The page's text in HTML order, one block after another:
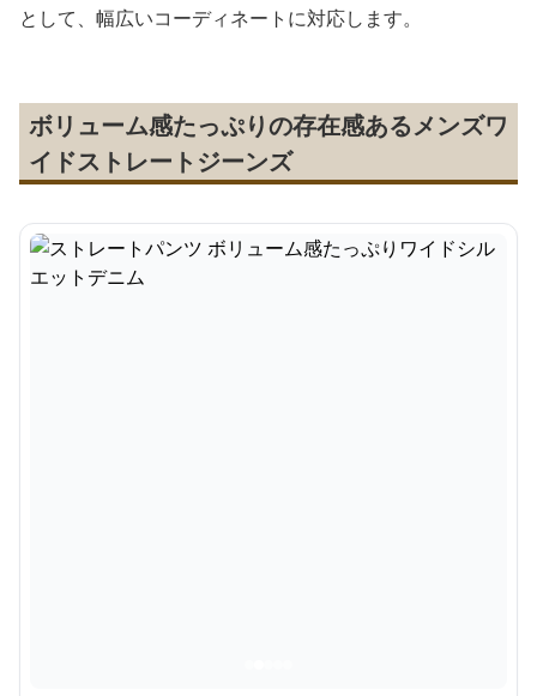
として、幅広いコーディネートに対応します。
ボリューム感たっぷりの存在感あるメンズワ
イドストレートジーンズ